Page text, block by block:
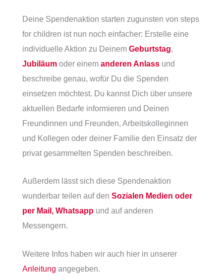
Deine Spendenaktion starten zugunsten von steps
for children ist nun noch einfacher: Erstelle eine
individuelle Aktion zu DeinemGeburtstag,
Jubiläum oder einemanderen Anlass und
beschreibe genau, wofür Du die Spenden
einsetzen möchtest. Du kannst Dich über unsere
aktuellen Bedarfe informieren und Deinen
Freundinnen und Freunden, Arbeitskolleginnen
und Kollegen oder deiner Familie den Einsatz der
privat gesammelten Spenden beschreiben.
Außerdem lässt sich diese Spendenaktion
wunderbar teilen auf denSozialen Medien oder
per Mail, Whatsapp und auf anderen
Messengern.
Weitere Infos haben wir auch hier in unserer
Anleitung angegeben.